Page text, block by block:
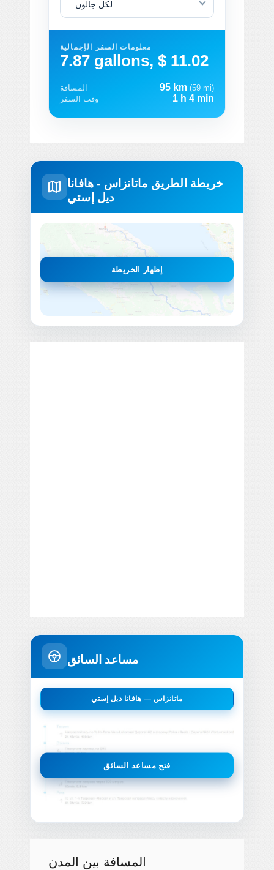
لكل جالون
معلومات السفر الإجمالية
7.87 gallons, $ 11.02
المسافة 95 km (59 mi)
وقت السفر
1 h 4 min
خريطة الطريق ماتانزاس - هافانا
ديل إستي
إظهار الخريطة
مساعد السائق
ماتانزاس — هافانا ديل إستي
فتح مساعد السائق
المسافة بين المدن